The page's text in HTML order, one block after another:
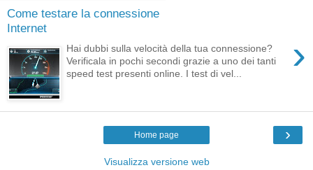
Come testare la connessione
Internet
›
Hai dubbi sulla velocità della tua connessione?
Verificala in pochi secondi grazie a uno dei tanti
speed test presenti online. I test di vel...
›
Home page
Visualizza versione web